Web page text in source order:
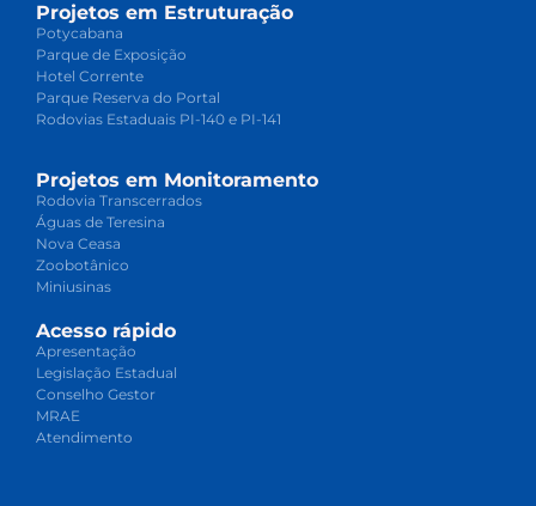
Projetos em Estruturação
Potycabana
Parque de Exposição
Hotel Corrente
Parque Reserva do Portal
Rodovias Estaduais PI-140 e PI-141
Projetos em Monitoramento
Rodovia Transcerrados
Águas de Teresina
Nova Ceasa
Zoobotânico
Miniusinas
Acesso rápido
Apresentação
Legislação Estadual
Conselho Gestor
MRAE
Atendimento